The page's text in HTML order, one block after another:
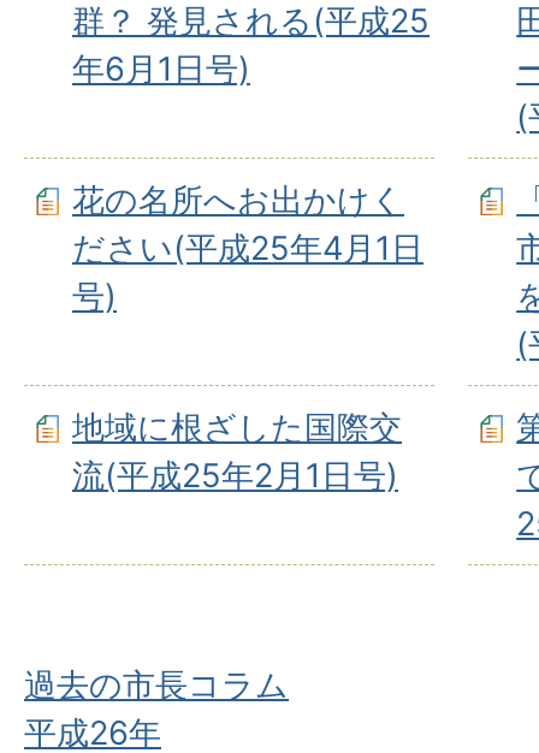
群？ 発見される(平成25
年6月1日号)
(
花の名所へお出かけく
ださい(平成25年4月1日
号)
(
地域に根ざした国際交
流(平成25年2月1日号)
過去の市長コラム
平成26年